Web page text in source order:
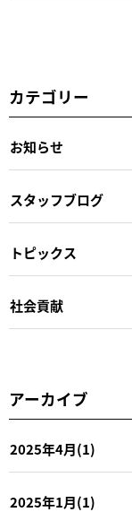
カテゴリー
お知らせ
スタッフブログ
トピックス
社会貢献
アーカイブ
2025年4月(1)
2025年1月(1)